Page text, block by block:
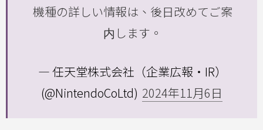
機種の詳しい情報は、後日改めてご案
内します。
— 任天堂株式会社（企業広報・IR）
(@NintendoCoLtd) 2024年11月6日